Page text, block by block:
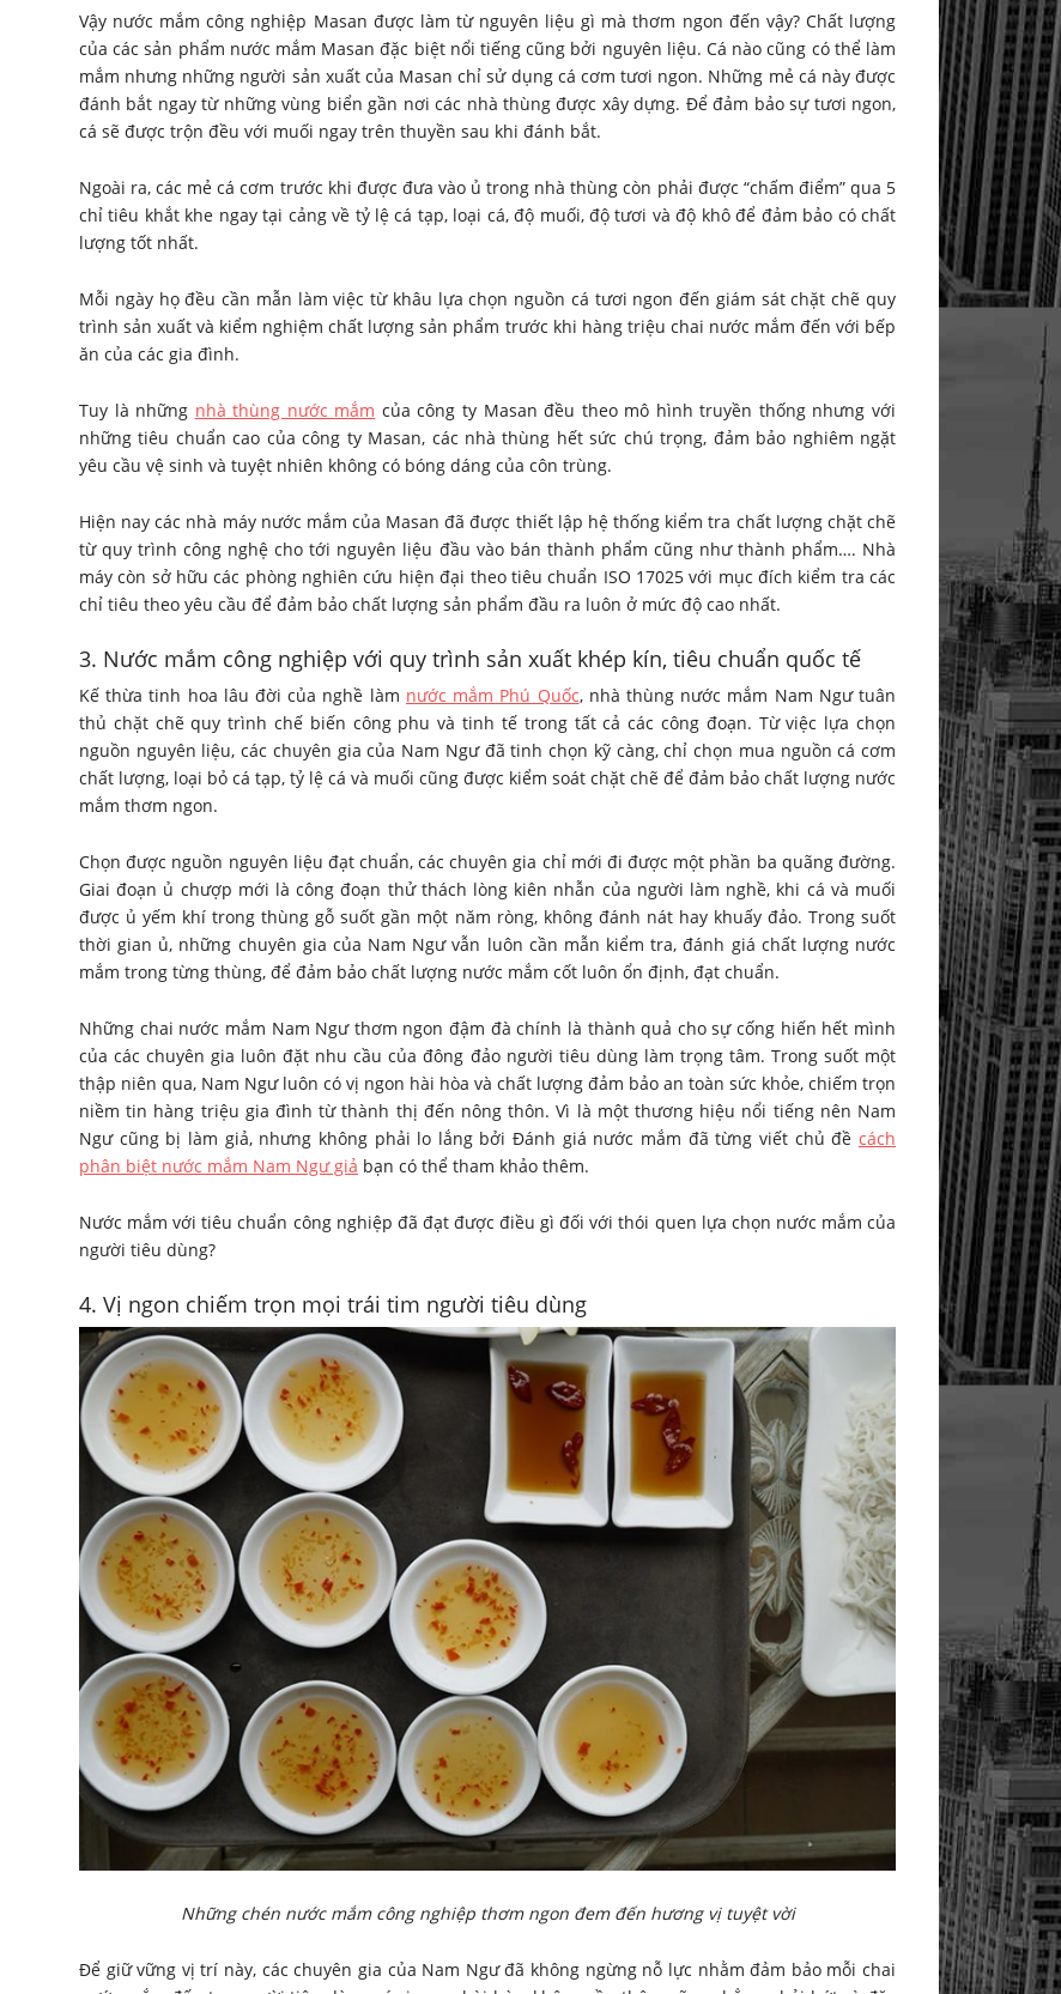
Vậy nước mắm công nghiệp Masan được làm từ nguyên liệu gì mà thơm ngon đến vậy? Chất lượng
của các sản phẩm nước mắm Masan đặc biệt nổi tiếng cũng bởi nguyên liệu. Cá nào cũng có thể làm
mắm nhưng những người sản xuất của Masan chỉ sử dụng cá cơm tươi ngon. Những mẻ cá này được
đánh bắt ngay từ những vùng biển gần nơi các nhà thùng được xây dựng. Để đảm bảo sự tươi ngon,
cá sẽ được trộn đều với muối ngay trên thuyền sau khi đánh bắt.
Ngoài ra, các mẻ cá cơm trước khi được đưa vào ủ trong nhà thùng còn phải được “chấm điểm” qua 5
chỉ tiêu khắt khe ngay tại cảng về tỷ lệ cá tạp, loại cá, độ muối, độ tươi và độ khô để đảm bảo có chất
lượng tốt nhất.
Mỗi ngày họ đều cần mẫn làm việc từ khâu lựa chọn nguồn cá tươi ngon đến giám sát chặt chẽ quy
trình sản xuất và kiểm nghiệm chất lượng sản phẩm trước khi hàng triệu chai nước mắm đến với bếp
ăn của các gia đình.
Tuy là những nhà thùng nước mắm của công ty Masan đều theo mô hình truyền thống nhưng với
những tiêu chuẩn cao của công ty Masan, các nhà thùng hết sức chú trọng, đảm bảo nghiêm ngặt
yêu cầu vệ sinh và tuyệt nhiên không có bóng dáng của côn trùng.
Hiện nay các nhà máy nước mắm của Masan đã được thiết lập hệ thống kiểm tra chất lượng chặt chẽ
từ quy trình công nghệ cho tới nguyên liệu đầu vào bán thành phẩm cũng như thành phẩm…. Nhà
máy còn sở hữu các phòng nghiên cứu hiện đại theo tiêu chuẩn ISO 17025 với mục đích kiểm tra các
chỉ tiêu theo yêu cầu để đảm bảo chất lượng sản phẩm đầu ra luôn ở mức độ cao nhất.
3. Nước mắm công nghiệp với quy trình sản xuất khép kín, tiêu chuẩn quốc tế
Kế thừa tinh hoa lâu đời của nghề làm nước mắm Phú Quốc, nhà thùng nước mắm Nam Ngư tuân
thủ chặt chẽ quy trình chế biến công phu và tinh tế trong tất cả các công đoạn. Từ việc lựa chọn
nguồn nguyên liệu, các chuyên gia của Nam Ngư đã tinh chọn kỹ càng, chỉ chọn mua nguồn cá cơm
chất lượng, loại bỏ cá tạp, tỷ lệ cá và muối cũng được kiểm soát chặt chẽ để đảm bảo chất lượng nước
mắm thơm ngon.
Chọn được nguồn nguyên liệu đạt chuẩn, các chuyên gia chỉ mới đi được một phần ba quãng đường.
Giai đoạn ủ chượp mới là công đoạn thử thách lòng kiên nhẫn của người làm nghề, khi cá và muối
được ủ yếm khí trong thùng gỗ suốt gần một năm ròng, không đánh nát hay khuấy đảo. Trong suốt
thời gian ủ, những chuyên gia của Nam Ngư vẫn luôn cần mẫn kiểm tra, đánh giá chất lượng nước
mắm trong từng thùng, để đảm bảo chất lượng nước mắm cốt luôn ổn định, đạt chuẩn.
Những chai nước mắm Nam Ngư thơm ngon đậm đà chính là thành quả cho sự cống hiến hết mình
của các chuyên gia luôn đặt nhu cầu của đông đảo người tiêu dùng làm trọng tâm. Trong suốt một
thập niên qua, Nam Ngư luôn có vị ngon hài hòa và chất lượng đảm bảo an toàn sức khỏe, chiếm trọn
niềm tin hàng triệu gia đình từ thành thị đến nông thôn. Vì là một thương hiệu nổi tiếng nên Nam
Ngư cũng bị làm giả, nhưng không phải lo lắng bởi Đánh giá nước mắm đã từng viết chủ đề cách
phân biệt nước mắm Nam Ngư giả bạn có thể tham khảo thêm.
Nước mắm với tiêu chuẩn công nghiệp đã đạt được điều gì đối với thói quen lựa chọn nước mắm của
người tiêu dùng?
4. Vị ngon chiếm trọn mọi trái tim người tiêu dùng
Những chén nước mắm công nghiệp thơm ngon đem đến hương vị tuyệt vời
Để giữ vững vị trí này, các chuyên gia của Nam Ngư đã không ngừng nỗ lực nhằm đảm bảo mỗi chai